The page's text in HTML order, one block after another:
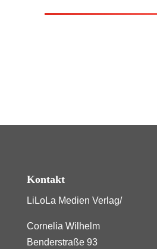
Kontakt
LiLoLa Medien Verlag/
Cornelia Wilhelm
Benderstraße 93